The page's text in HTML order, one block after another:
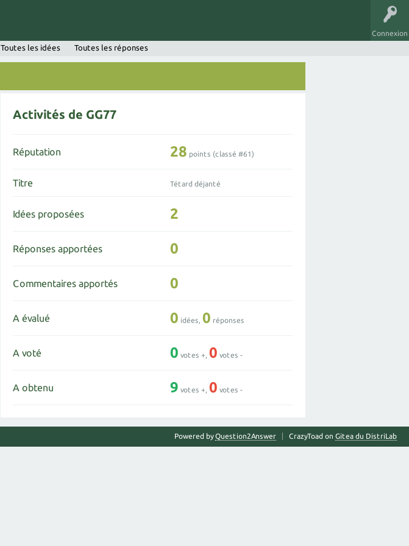
Connexion
Toutes les idées Toutes les réponses
Activités de GG77
Réputation 28 points (classé #61)
Titre Tétard déjanté
Idées proposées 2
Réponses apportées 0
Commentaires apportés 0
A évalué 0 idées,0 réponses
A voté 0 votes +,0 votes -
A obtenu 9 votes +,0 votes -
CrazyToad on Gitea du DistriLab
Powered byQuestion2Answer